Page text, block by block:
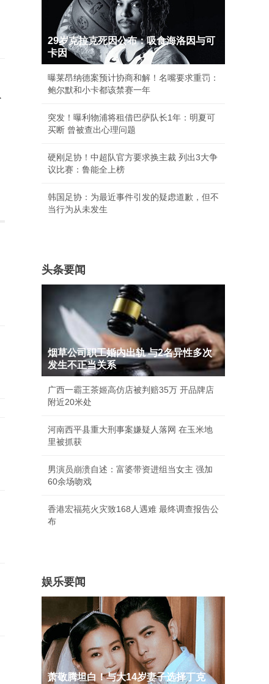
29岁克拉克死因公布：吸食海洛因与可
卡因
曝莱昂纳德案预计协商和解！名嘴要求重罚：
鲍尔默和小卡都该禁赛一年
突发！曝利物浦将租借巴萨队长1年：明夏可
买断 曾被查出心理问题
硬刚足协！中超队官方要求换主裁 列出3大争
议比赛：鲁能全上榜
韩国足协：为最近事件引发的疑虑道歉，但不
当行为从未发生
头条要闻
烟草公司职工婚内出轨 与2名异性多次
发生不正当关系
广西一霸王茶姬高仿店被判赔35万 开品牌店
附近20米处
河南西平县重大刑事案嫌疑人落网 在玉米地
里被抓获
男演员崩溃自述：富婆带资进组当女主 强加
60余场吻戏
香港宏福苑火灾致168人遇难 最终调查报告公
布
娱乐要闻
萧敬腾坦白！与大14岁妻子选择丁克